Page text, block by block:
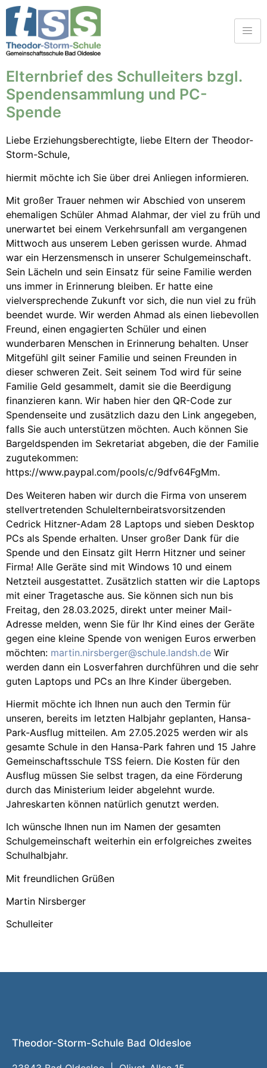
Elternbrief des Schulleiters bzgl.
Spendensammlung und PC-
Spende
Liebe Erziehungsberechtigte, liebe Eltern der Theodor-
Storm-Schule,
hiermit möchte ich Sie über drei Anliegen informieren.
Mit großer Trauer nehmen wir Abschied von unserem
ehemaligen Schüler Ahmad Alahmar, der viel zu früh und
unerwartet bei einem Verkehrsunfall am vergangenen
Mittwoch aus unserem Leben gerissen wurde. Ahmad
war ein Herzensmensch in unserer Schulgemeinschaft.
Sein Lächeln und sein Einsatz für seine Familie werden
uns immer in Erinnerung bleiben. Er hatte eine
vielversprechende Zukunft vor sich, die nun viel zu früh
beendet wurde. Wir werden Ahmad als einen liebevollen
Freund, einen engagierten Schüler und einen
wunderbaren Menschen in Erinnerung behalten. Unser
Mitgefühl gilt seiner Familie und seinen Freunden in
dieser schweren Zeit. Seit seinem Tod wird für seine
Familie Geld gesammelt, damit sie die Beerdigung
finanzieren kann. Wir haben hier den QR-Code zur
Spendenseite und zusätzlich dazu den Link angegeben,
falls Sie auch unterstützen möchten. Auch können Sie
Bargeldspenden im Sekretariat abgeben, die der Familie
zugutekommen:
https://www.paypal.com/pools/c/9dfv64FgMm.
Des Weiteren haben wir durch die Firma von unserem
stellvertretenden Schulelternbeiratsvorsitzenden
Cedrick Hitzner-Adam 28 Laptops und sieben Desktop
PCs als Spende erhalten. Unser großer Dank für die
Spende und den Einsatz gilt Herrn Hitzner und seiner
Firma! Alle Geräte sind mit Windows 10 und einem
Netzteil ausgestattet. Zusätzlich statten wir die Laptops
mit einer Tragetasche aus. Sie können sich nun bis
Freitag, den 28.03.2025, direkt unter meiner Mail-
Adresse melden, wenn Sie für Ihr Kind eines der Geräte
gegen eine kleine Spende von wenigen Euros erwerben
möchten: martin.nirsberger@schule.landsh.de Wir
werden dann ein Losverfahren durchführen und die sehr
guten Laptops und PCs an Ihre Kinder übergeben.
Hiermit möchte ich Ihnen nun auch den Termin für
unseren, bereits im letzten Halbjahr geplanten, Hansa-
Park-Ausflug mitteilen. Am 27.05.2025 werden wir als
gesamte Schule in den Hansa-Park fahren und 15 Jahre
Gemeinschaftsschule TSS feiern. Die Kosten für den
Ausflug müssen Sie selbst tragen, da eine Förderung
durch das Ministerium leider abgelehnt wurde.
Jahreskarten können natürlich genutzt werden.
Ich wünsche Ihnen nun im Namen der gesamten
Schulgemeinschaft weiterhin ein erfolgreiches zweites
Schulhalbjahr.
Mit freundlichen Grüßen
Martin Nirsberger
Schulleiter
Theodor-Storm-Schule Bad Oldesloe